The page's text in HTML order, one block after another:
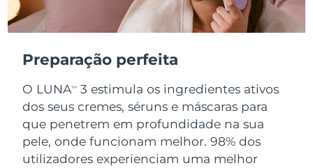
Preparação perfeita
O LUNATM
3 estimula os ingredientes ativos
dos seus cremes, séruns e máscaras para
que penetrem em profundidade na sua
pele, onde funcionam melhor. 98% dos
utilizadores experienciam uma melhor
Suécia Entrega prevista08.08.26
Tailândia Entrega prevista12.08.26
Turquia Entrega prevista09.08.26